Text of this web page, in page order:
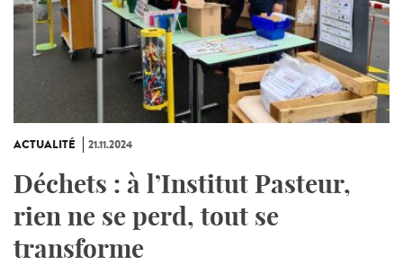
ACTUALITÉ 21.11.2024
Déchets : à l’Institut Pasteur,
rien ne se perd, tout se
transforme